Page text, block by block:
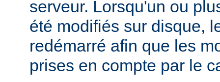
serveur. Lorsqu'un ou
été modifiés sur disque,
redémarré afin que les
prises en compte par le